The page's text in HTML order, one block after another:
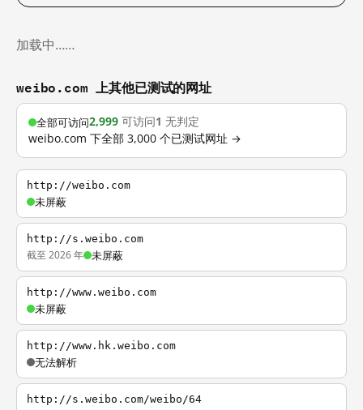
加载中……
weibo.com 上其他已测试的网址
全部可访问2,999 可访问1 无判定
weibo.com 下全部 3,000 个已测试网址 →
http://weibo.com
未屏蔽
http://s.weibo.com
截至 2026 年 未屏蔽
http://www.weibo.com
未屏蔽
http://www.hk.weibo.com
无法解析
http://s.weibo.com/weibo/64